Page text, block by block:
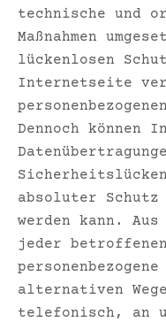
technische und
Maßnahmen
lückenlosen
Internetseite
Dennoch können
absoluter
werden kann.
jeder
alternativen
telefonisch, an